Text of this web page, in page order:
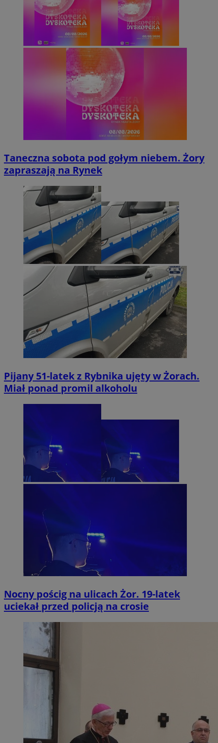
Taneczna sobota pod gołym niebem. Żory
zapraszają na Rynek
Pijany 51-latek z Rybnika ujęty w Żorach.
Miał ponad promil alkoholu
Nocny pościg na ulicach Żor. 19-latek
uciekał przed policją na crosie